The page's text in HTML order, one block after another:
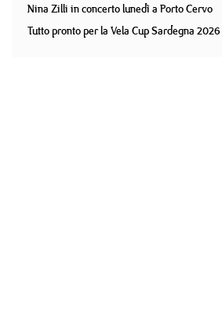
Nina Zilli in concerto lunedì a Porto Cervo
Tutto pronto per la Vela Cup Sardegna